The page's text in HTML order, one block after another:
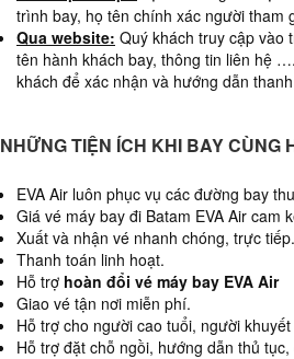
trình bay, họ tên chính xác người tham
Qua website: Quý khách truy cập vào
tên hành khách bay, thông tin liên hệ
khách để xác nhận và hướng dẫn
NHỮNG TIỆN ÍCH KHI BAY CÙNG
EVA Air luôn phục vụ các đường bay
Giá vé máy bay đi Batam EVA Air cam
Xuất và nhận vé nhanh chóng, trực tiếp.
Thanh toán linh hoạt.
Hỗ trợ hoàn đổi vé máy bay EVA Air
Giao vé tận nơi miễn phí.
Hỗ trợ cho người cao tuổi, người
Hỗ trợ đặt chỗ ngồi, hướng dẫn thủ